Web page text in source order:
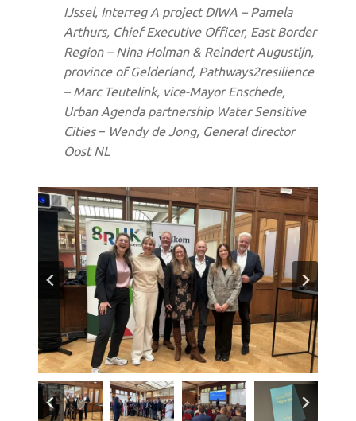
IJssel, Interreg A project DIWA – Pamela
Arthurs, Chief Executive Officer, East Border
Region – Nina Holman & Reindert Augustijn,
province of Gelderland, Pathways2resilience
– Marc Teutelink, vice-Mayor Enschede,
Urban Agenda partnership Water Sensitive
Cities– Wendy de Jong, General director
Oost NL